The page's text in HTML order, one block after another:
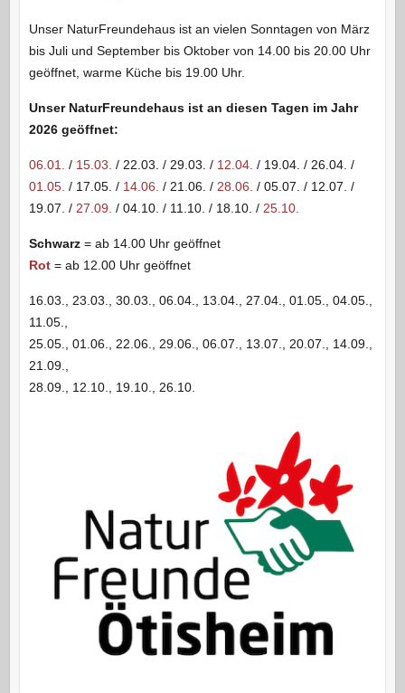
Unser NaturFreundehaus ist an vielen Sonntagen von März
bis Juli und September bis Oktober von 14.00 bis 20.00 Uhr
geöffnet, warme Küche bis 19.00 Uhr.
Unser NaturFreundehaus ist an diesen Tagen im Jahr
2026 geöffnet:
06.01. / 15.03. / 22.03. / 29.03. / 12.04. / 19.04. / 26.04. /
01.05. / 17.05. / 14.06. / 21.06. / 28.06. / 05.07. / 12.07. /
19.07. / 27.09. / 04.10. / 11.10. / 18.10. / 25.10.
Schwarz= ab 14.00 Uhr geöffnet
Rot = ab 12.00 Uhr geöffnet
16.03., 23.03., 30.03., 06.04., 13.04., 27.04., 01.05., 04.05.,
11.05.,
25.05., 01.06., 22.06., 29.06., 06.07., 13.07., 20.07., 14.09.,
21.09.,
28.09., 12.10., 19.10., 26.10.